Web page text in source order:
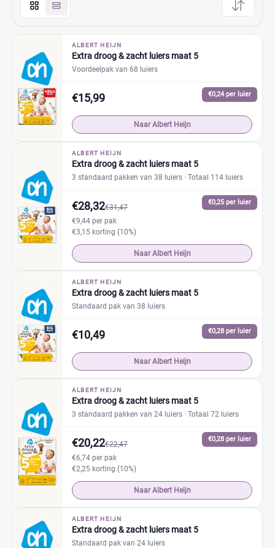
ALBERT HEIJN
Extra droog & zacht luiers maat 5
Voordeelpak van 68 luiers
€0,24 per luier
€15,99
Naar Albert Heijn
ALBERT HEIJN
Extra droog & zacht luiers maat 5
3 standaard pakken van 38 luiers · Totaal 114 luiers
€0,25 per luier
€28,32€31,47
€9,44 per pak
€3,15 korting (10%)
Naar Albert Heijn
ALBERT HEIJN
Extra droog & zacht luiers maat 5
Standaard pak van 38 luiers
€0,28 per luier
€10,49
Naar Albert Heijn
ALBERT HEIJN
Extra droog & zacht luiers maat 5
3 standaard pakken van 24 luiers · Totaal 72 luiers
€0,28 per luier
€20,22€22,47
€6,74 per pak
€2,25 korting (10%)
Naar Albert Heijn
ALBERT HEIJN
Extra droog & zacht luiers maat 5
Standaard pak van 24 luiers